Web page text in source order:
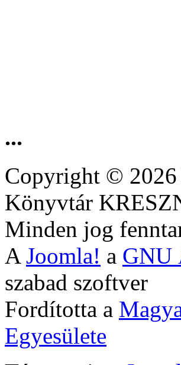
...
Copyright © 2026
Könyvtár
Minden jog
A Joomla! a GNU
szabad szoftver
Fordította a
Egyesülete